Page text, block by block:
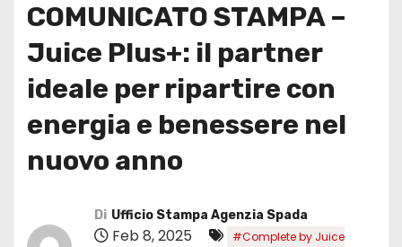
COMUNICATO STAMPA –
Juice Plus+: il partner
ideale per ripartire con
energia e benessere nel
nuovo anno
Di Ufficio Stampa Agenzia Spada
Feb 8, 2025
#Complete by Juice